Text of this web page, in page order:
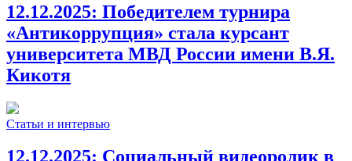
12.12.2025: Победителем турнира
«Антикоррупция» стала курсант
университета МВД России имени В.Я.
Кикотя
Статьи и интервью
12.12.2025: Социальный видеоролик в